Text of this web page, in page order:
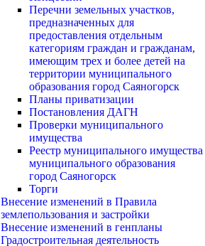
Перечни земельных участков,
предназначенных для
предоставления отдельным
категориям граждан и гражданам,
имеющим трех и более детей на
территории муниципального
образования город Саяногорск
Планы приватизации
Постановления ДАГН
Проверки муниципального
имущества
Реестр муниципального имущества
муниципального образования
город Саяногорск
Торги
Внесение изменений в Правила
землепользования и застройки
Внесение изменений в генпланы
Градостроительная деятельность